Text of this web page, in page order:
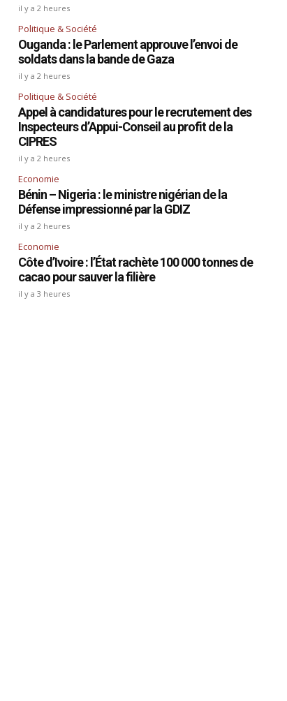
il y a 2 heures
Politique & Société
Ouganda : le Parlement approuve l’envoi de
soldats dans la bande de Gaza
il y a 2 heures
Politique & Société
Appel à candidatures pour le recrutement des
Inspecteurs d’Appui-Conseil au profit de la
CIPRES
il y a 2 heures
Economie
Bénin – Nigeria : le ministre nigérian de la
Défense impressionné par la GDIZ
il y a 2 heures
Economie
Côte d’Ivoire : l’État rachète 100 000 tonnes de
cacao pour sauver la filière
il y a 3 heures